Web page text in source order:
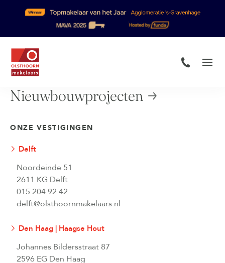
Nieuwbouwprojecten
ONZE VESTIGINGEN
Delft
Noordeinde 51
2611 KG Delft
015 204 92 42
delft@olsthoornmakelaars.nl
Den Haag | Haagse Hout
Johannes Bildersstraat 87
2596 EG Den Haag